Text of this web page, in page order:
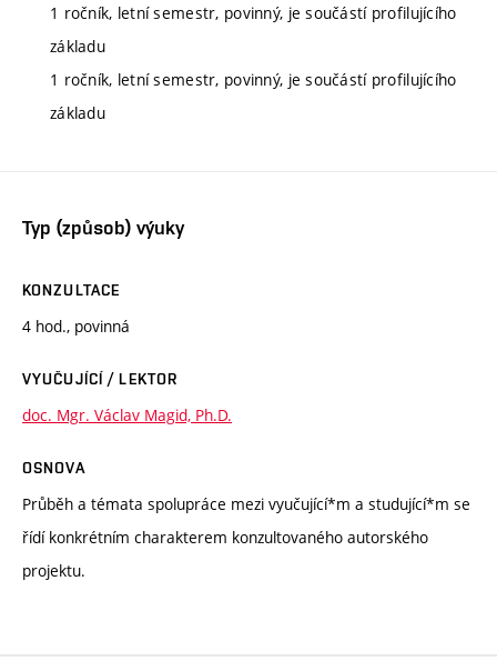
1 ročník, letní semestr, povinný, je součástí profilujícího
základu
1 ročník, letní semestr, povinný, je součástí profilujícího
základu
Typ (způsob) výuky
KONZULTACE
4 hod., povinná
VYUČUJÍCÍ / LEKTOR
doc. Mgr. Václav Magid, Ph.D.
OSNOVA
Průběh a témata spolupráce mezi vyučující*m a studující*m se
řídí konkrétním charakterem konzultovaného autorského
projektu.